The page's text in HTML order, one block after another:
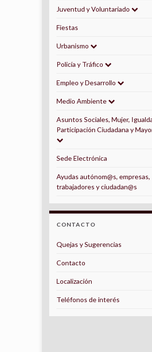
Juventud y Voluntariado
Fiestas
Urbanismo
Policía y Tráfico
Empleo y Desarrollo
Medio Ambiente
Asuntos Sociales, Mujer,
Participación Ciudadana y
Sede Electrónica
Ayudas autónom@s, empresas,
trabajadores y ciudadan@s
CONTACTO
Quejas y Sugerencias
Contacto
Localización
Teléfonos de interés